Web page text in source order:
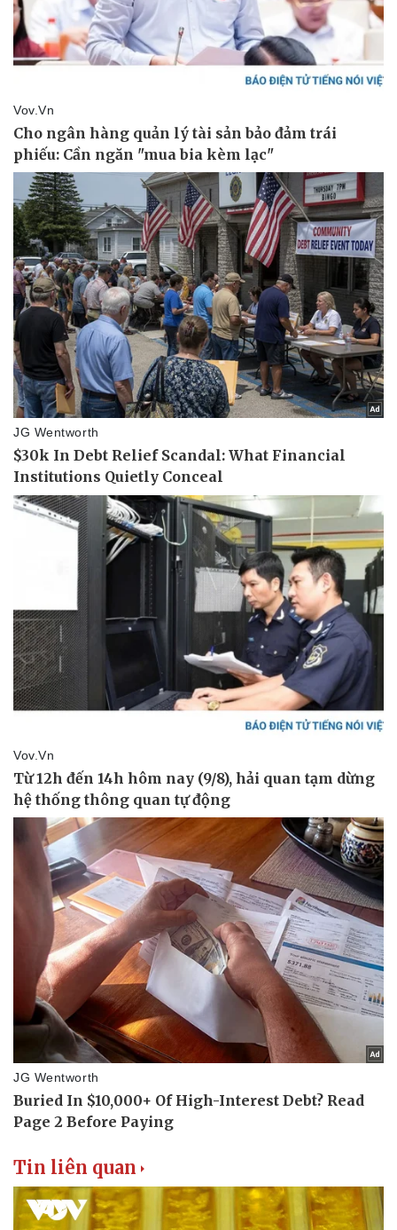
Pháp luật
Vụ án
Tin nóng
Tư vấn luật
Quân sự - Quốc phòng
Vũ khí
Việt Nam
Phân tích
Tin liên quan